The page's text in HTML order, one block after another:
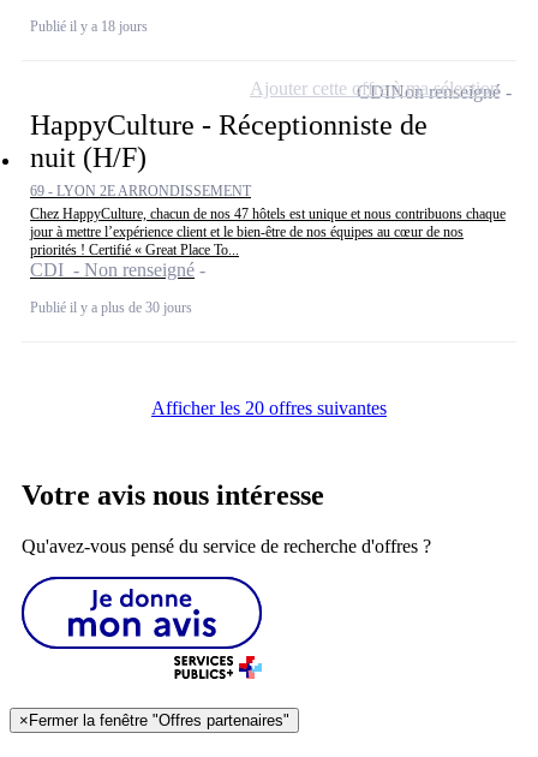
Publié il y a 18 jours
HappyCulture - Réceptionniste de
nuit (H/F)
69 - LYON 2E ARRONDISSEMENT
Chez HappyCulture, chacun de nos 47 hôtels est unique et nous contribuons chaque
jour à mettre l’expérience client et le bien-être de nos équipes au cœur de nos
priorités ! Certifié « Great Place To...
CDI - Non renseigné
Publié il y a plus de 30 jours
CDINon renseigné
Ajouter cette offre à ma sélection
Afficher les 20 offres suivantes
Votre avis nous intéresse
Qu'avez-vous pensé du service de recherche d'offres ?
×Fermer la fenêtre "Offres partenaires"